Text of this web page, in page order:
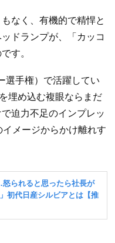
なく、有機的で精悍と
ドランプが、「カッコ
す。
選手権）で活躍してい
埋め込む複眼ならまだ
迫力不足のインプレッ
メージからかけ離れす